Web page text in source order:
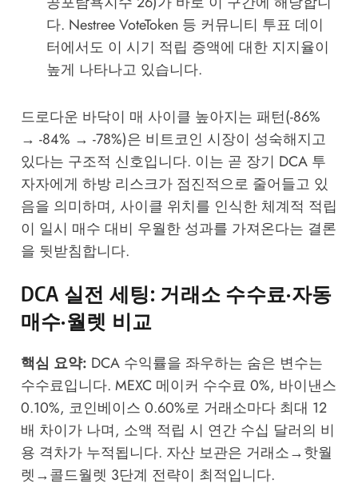
다. Nestree VoteToken 등 커뮤니티 투표 데이
터에서도 이 시기 적립 증액에 대한 지지율이
높게 나타나고 있습니다.
드로다운 바닥이 매 사이클 높아지는 패턴(-86%
→ -84% → -78%)은 비트코인 시장이 성숙해지고
있다는 구조적 신호입니다. 이는 곧 장기 DCA 투
자자에게 하방 리스크가 점진적으로 줄어들고 있
음을 의미하며, 사이클 위치를 인식한 체계적 적립
이 일시 매수 대비 우월한 성과를 가져온다는 결론
을 뒷받침합니다.
DCA 실전 세팅: 거래소 수수료·자동
매수·월렛 비교
핵심 요약: DCA 수익률을 좌우하는 숨은 변수는
수수료입니다. MEXC 메이커 수수료 0%, 바이낸스
0.10%, 코인베이스 0.60%로 거래소마다 최대 12
배 차이가 나며, 소액 적립 시 연간 수십 달러의 비
용 격차가 누적됩니다. 자산 보관은 거래소→핫월
렛→콜드월렛 3단계 전략이 최적입니다.